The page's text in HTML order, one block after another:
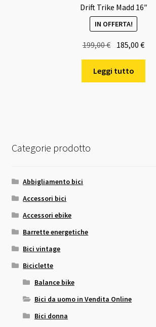
Drift Trike Madd 16″
IN OFFERTA!
199,00€
originale
era:
185,00€Il
è:
Leggi tutto
Categorie prodotto
Abbigliamento bici
Accessori bici
Accessori ebike
Barrette energetiche
Bici vintage
Biciclette
Balance bike
Bici da uomo in Vendita Online
Bici donna